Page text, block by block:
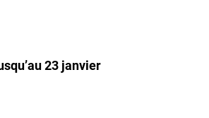
23 janvier